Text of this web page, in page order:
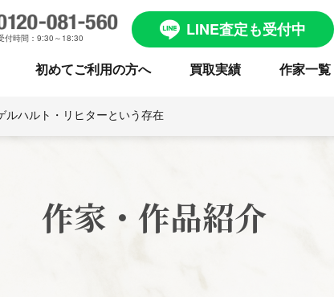
付時間：9:30～18:30 LINE査定も受付中
初めてご利用の方へ 買取実績 作家一覧
ハルト・リヒターという存在
作家・作品紹介